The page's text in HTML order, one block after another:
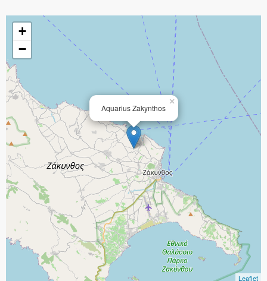
Aquarius Zakynthos
×
+
−
Leaflet